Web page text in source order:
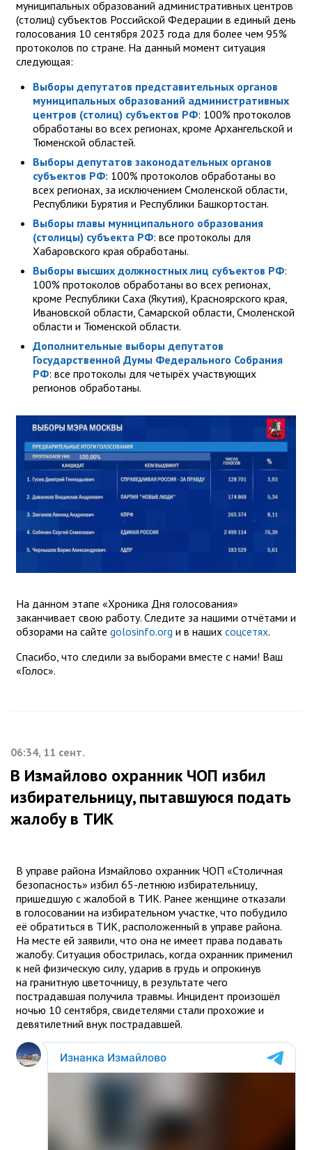
муниципальных образований административных центров
(столиц) субъектов Российской Федерации в единый день
голосования 10 сентября 2023 года для более чем 95%
протоколов по стране. На данный момент ситуация
следующая:
Выборы депутатов представительных органов
муниципальных образований административных
центров (столиц) субъектов РФ: 100% протоколов
обработаны во всех регионах, кроме Архангельской и
Тюменской областей.
Выборы депутатов законодательных органов
субъектов РФ: 100% протоколов обработаны во
всех регионах, за исключением Смоленской области,
Республики Бурятия и Республики Башкортостан.
Выборы главы муниципального образования
(столицы) субъекта РФ: все протоколы для
Хабаровского края обработаны.
Выборы высших должностных лиц субъектов РФ:
100% протоколов обработаны во всех регионах,
кроме Республики Саха (Якутия), Красноярского края,
Ивановской области, Самарской области, Смоленской
области и Тюменской области.
Дополнительные выборы депутатов
Государственной Думы Федерального Собрания
РФ: все протоколы для четырёх участвующих
регионов обработаны.
На данном этапе «Хроника Дня голосования»
заканчивает свою работу. Следите за нашими отчётами и
обзорами на сайте golosinfo.org и в наших соцсетях.
Спасибо, что следили за выборами вместе с нами! Ваш
«Голос».
06:34, 11 сент.
В Измайлово охранник ЧОП избил
избирательницу, пытавшуюся подать
жалобу в ТИК
В управе района Измайлово охранник ЧОП «Столичная
безопасность» избил 65-летнюю избирательницу,
пришедшую с жалобой в ТИК. Ранее женщине отказали
в голосовании на избирательном участке, что побудило
её обратиться в ТИК, расположенный в управе района.
На месте ей заявили, что она не имеет права подавать
жалобу. Ситуация обострилась, когда охранник применил
к ней физическую силу, ударив в грудь и опрокинув
на гранитную цветочницу, в результате чего
пострадавшая получила травмы. Инцидент произошёл
ночью 10 сентября, свидетелями стали прохожие и
девятилетний внук пострадавшей.